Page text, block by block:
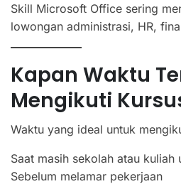
Skill Microsoft Office sering
lowongan administrasi, HR,
Kapan Waktu
Mengikuti
Waktu yang ideal untuk
Saat masih sekolah atau kuliah
Sebelum melamar pekerjaan